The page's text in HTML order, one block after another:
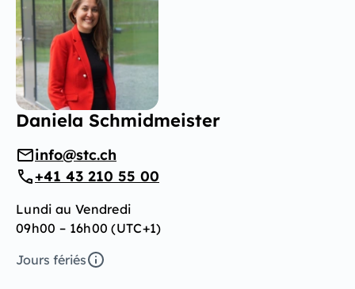
Daniela Schmidmeister
info@stc.ch
+41 43 210 55 00
Lundi au Vendredi
09h00 – 16h00 (UTC+1)
Jours fériés